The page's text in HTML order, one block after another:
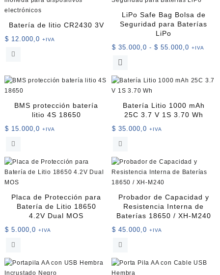
Batería de litio CR2430 3V
$ 12.000,0 +IVA
LiPo Safe Bag Bolsa de
Seguridad para Baterías
LiPo
$ 35.000,0 - $ 55.000,0 Rango
desde
$
+IVA
Este
tiene
múltiples
se
pueden
en
la
página
de
producto
BMS protección batería
litio 4S 18650
$ 15.000,0 +IVA
Batería Litio 1000 mAh
25C 3.7 V 1S 3.70 Wh
$ 35.000,0 +IVA
Placa de Protección para
Batería de Litio 18650
4.2V Dual MOS
$ 5.000,0 +IVA
Probador de Capacidad y
Resistencia Interna de
Baterías 18650 / XH-M240
$ 45.000,0 +IVA